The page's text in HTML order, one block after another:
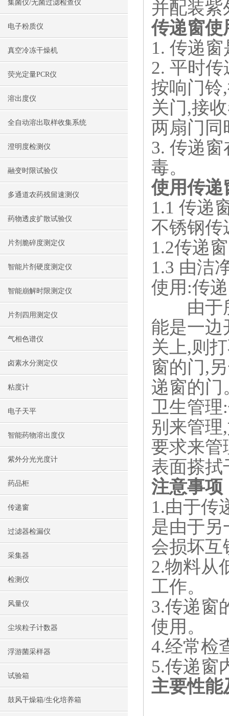
集菌仪/无菌过滤检查仪
电子粉质仪
真空冷冻干燥机
荧光定量PCR仪
溶出度仪
全自动溶出取样收集系统
澄明度检测仪
融变时限试验仪
多通道农药残留速测仪
药物透皮扩散试验仪
片剂脆碎度测定仪
智能片剂硬度测定仪
智能崩解时限测定仪
片剂四用测定仪
气相色谱仪
卤素水分测定仪
粘度计
电子天平
智能药物溶出度仪
紫外分光光度计
药品柜
传递窗
过滤器检漏仪
采集器
检测仪
风量仪
尘埃粒子计数器
浮游菌采样器
试验箱
鼓风干燥箱/生化培养箱
并配装紫
传递窗使
1. 传递
2. 平时
按响门铃
关门,接
两扇门同
3. 传递
毒。
使用传递
1.1 传递
不锈钢传
1.2传递
1.3 由洁
使用:传
由于所
能是一边
关上,则
窗的门,
递窗的门
卫生管理
别来管
要求来管
表面搽拭
注意事项
1.由于传
是由于另
会损坏互
2.物料从
工作。
3.传递窗
使用。
4.经常检
5.传递窗
主要性能